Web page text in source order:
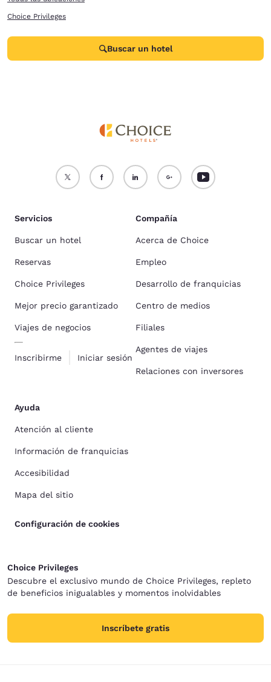
Choice Privileges
Buscar un hotel
Servicios
Buscar un hotel
Reservas
Choice Privileges
Mejor precio garantizado
Viajes de negocios
Inscribirme Iniciar sesión
Compañía
Acerca de Choice
Empleo
Desarrollo de franquicias
Centro de medios
Filiales
Agentes de viajes
Relaciones con inversores
Ayuda
Atención al cliente
Información de franquicias
Accesibilidad
Mapa del sitio
Configuración de cookies
Choice Privileges
Descubre el exclusivo mundo de Choice Privileges, repleto
de beneficios inigualables y momentos inolvidables
Inscríbete gratis